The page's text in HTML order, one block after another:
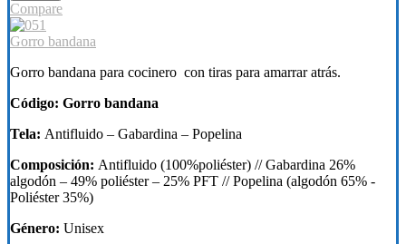
Compare
Gorro bandana
Gorro bandana para cocinero con tiras para amarrar atrás.
Código: Gorro bandana
Tela: Antifluido – Gabardina – Popelina
Composición: Antifluido (100%poliéster) // Gabardina 26%
algodón – 49% poliéster – 25% PFT // Popelina (algodón 65% -
Poliéster 35%)
Género: Unisex